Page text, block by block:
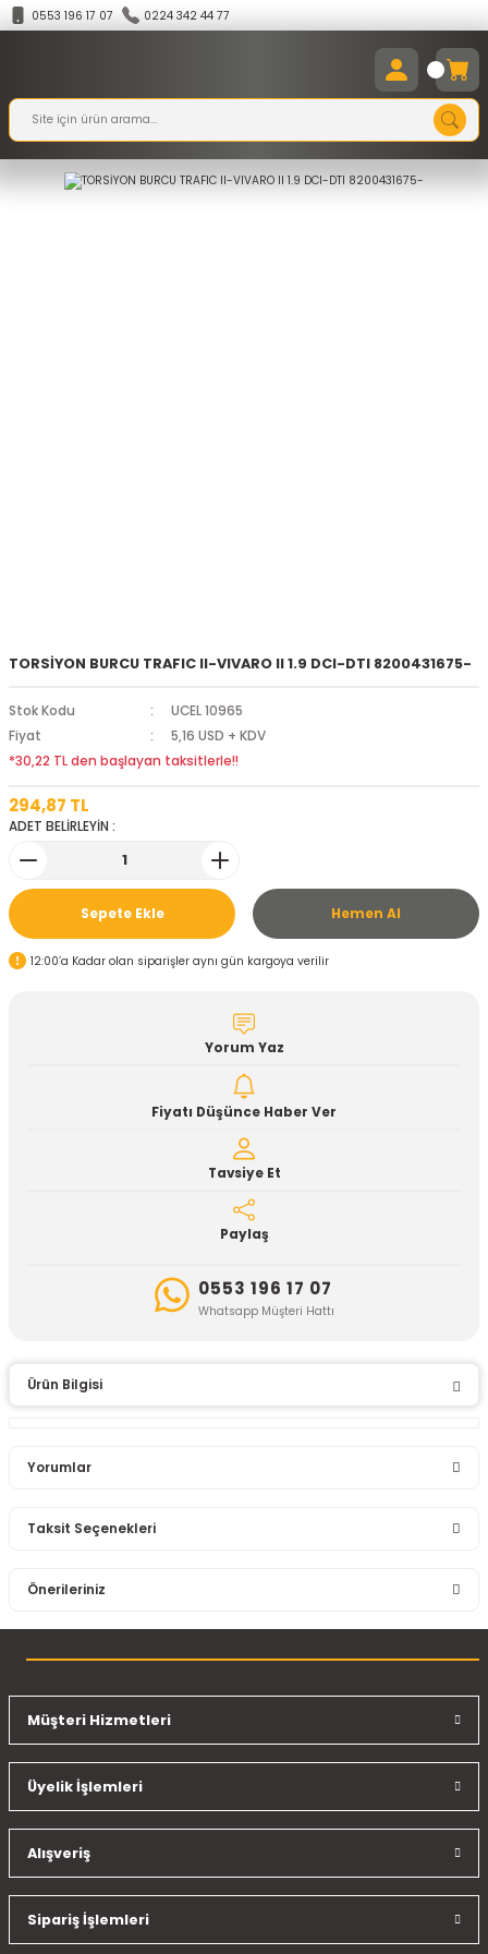
0553 196 17 07 0224 342 44 77
TORSİYON BURCU TRAFIC II-VIVARO II 1.9 DCI-DTI 8200431675-
Stok Kodu
UCEL 10965
Fiyat
5,16 USD + KDV
*30,22 TL den başlayan taksitlerle!!
294,87 TL
ADET BELİRLEYİN :
Sepete Ekle Hemen Al
12:00’a Kadar olan siparişler aynı gün kargoya verilir
Yorum Yaz
Fiyatı Düşünce Haber Ver
Tavsiye Et
Paylaş
0553 196 17 07
Whatsapp Müşteri Hattı
Ürün Bilgisi
Yorumlar
Taksit Seçenekleri
Önerileriniz
konularda yetersiz gördüğünüz noktaları öneri formunu
Ürün resmi kalitesiz, bozuk veya görüntülenemiyor.
Ürün açıklamasında eksik bilgiler bulunuyor.
Ürün fiyatı diğer sitelerden daha pahalı.
Bu ürüne benzer farklı alternatifler olmalı.
Müşteri Hizmetleri
Üyelik İşlemleri
Alışveriş
Sipariş İşlemleri